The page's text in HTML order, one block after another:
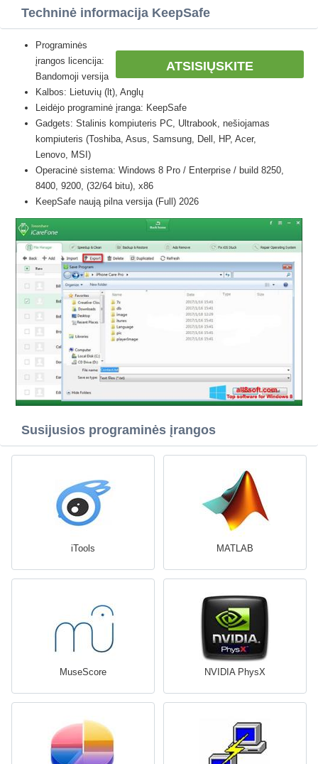
Techninė informacija KeepSafe
ATSISIŲSKITE
Programinės
įrangos licencija:
Bandomoji versija
Kalbos: Lietuvių (lt), Anglų
Leidėjo programinė įranga: KeepSafe
Gadgets: Stalinis kompiuteris PC, Ultrabook, nešiojamas
kompiuteris (Toshiba, Asus, Samsung, Dell, HP, Acer,
Lenovo, MSI)
Operacinė sistema: Windows 8 Pro / Enterprise / build 8250,
8400, 9200, (32/64 bitu), x86
KeepSafe naują pilna versija (Full) 2026
Susijusios programinės įrangos
iTools MATLAB
MuseScore NVIDIA PhysX